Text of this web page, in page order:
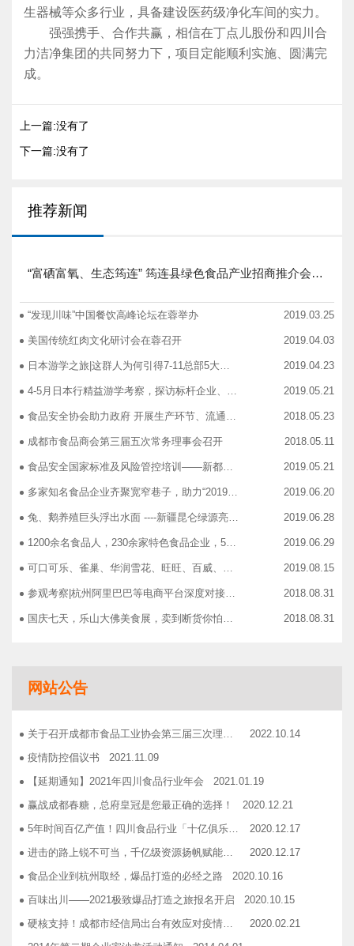
生器械等众多行业，具备建设医药级净化车间的实力。
强强携手、合作共赢，相信在丁点儿股份和四川合
力洁净集团的共同努力下，项目定能顺利实施、圆满完
成。
上一篇:没有了
下一篇:没有了
推荐新闻
“富硒富氧、生态筠连” 筠连县绿色食品产业招商推介会圆满举行
“发现川味”中国餐饮高峰论坛在蓉举办 2019.03.25
美国传统红肉文化研讨会在蓉召开 2019.04.03
日本游学之旅|这群人为何引得7-11总部5大高管集团出动 2019.04.23
4-5月日本行精益游学考察，探访标杆企业、解析成功密码 2019.05.21
食品安全协会助力政府 开展生产环节、流通环节、餐饮环节培训会 2018.05.23
成都市食品商会第三届五次常务理事会召开 2018.05.11
食品安全国家标准及风险管控培训——新都站、广汉站、简阳站 2019.05.21
多家知名食品企业齐聚宽窄巷子，助力“2019食品安全宣传周” 2019.06.20
兔、鹅养殖巨头浮出水面 ----新疆昆仑绿源亮相成都餐饮供应链展 引领绿色食材新高度 2019.06.28
1200余名食品人，230余家特色食品企业，50余家新零售平台齐聚成都“搞事情”！ 2019.06.29
可口可乐、雀巢、华润雪花、旺旺、百威、青岛啤酒，销售过亿的经销商等齐聚上海，只为2019中国快消品大会！ 2019.08.15
参观考察|杭州阿里巴巴等电商平台深度对接，仅剩3个名额！ 2018.08.31
国庆七天，乐山大佛美食展，卖到断货你怕了吗？ 2018.08.31
志宏印务灾后复产暨十五周年感恩答谢会
网站公告
关于召开成都市食品工业协会第三届三次理事会的通知
2022.10.14
疫情防控倡议书
2021.11.09
【延期通知】2021年四川食品行业年会
2021.01.19
赢战成都春糖，总府皇冠是您最正确的选择！
2020.12.21
5年时间百亿产值！四川食品行业「十亿俱乐部」合伙人招募！
2020.12.17
进击的路上锐不可当，千亿级资源扬帆赋能！电商启航班招募啦！
2020.12.17
食品企业到杭州取经，爆品打造的必经之路
2020.10.16
百味出川——2021极致爆品打造之旅报名开启
2020.10.15
硬核支持！成都市经信局出台有效应对疫情稳定经济运行20条政策措施工业和信息化类项目申报指南！
2020.02.21